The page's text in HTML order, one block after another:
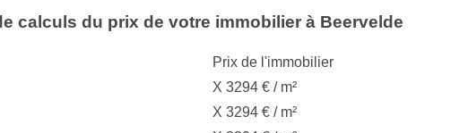
calculs du prix de votre immobilier à Beervelde
Prix de l'immobilier
X 3294 € / m²
X 3294 € / m²